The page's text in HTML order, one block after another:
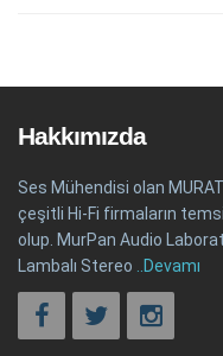
Hakkımızda
Ses Mühendisi olan
çeşitli Hi-Fi firmaların
olup. MurPan Audio
Lambalı Stereo
..Devamı